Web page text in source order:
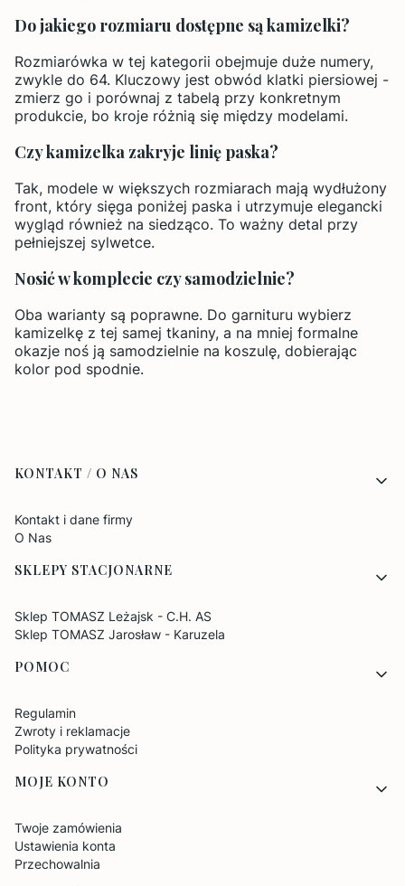
Do jakiego rozmiaru dostępne są kamizelki?
Rozmiarówka w tej kategorii obejmuje duże numery,
zwykle do 64. Kluczowy jest obwód klatki piersiowej -
zmierz go i porównaj z tabelą przy konkretnym
produkcie, bo kroje różnią się między modelami.
Czy kamizelka zakryje linię paska?
Tak, modele w większych rozmiarach mają wydłużony
front, który sięga poniżej paska i utrzymuje elegancki
wygląd również na siedząco. To ważny detal przy
pełniejszej sylwetce.
Nosić w komplecie czy samodzielnie?
Oba warianty są poprawne. Do garnituru wybierz
kamizelkę z tej samej tkaniny, a na mniej formalne
okazje noś ją samodzielnie na koszulę, dobierając
kolor pod spodnie.
Linki w stopce
KONTAKT / O NAS
Kontakt i dane firmy
O Nas
SKLEPY STACJONARNE
Sklep TOMASZ Leżajsk - C.H. AS
Sklep TOMASZ Jarosław - Karuzela
POMOC
Regulamin
Zwroty i reklamacje
Polityka prywatności
MOJE KONTO
Twoje zamówienia
Ustawienia konta
Przechowalnia